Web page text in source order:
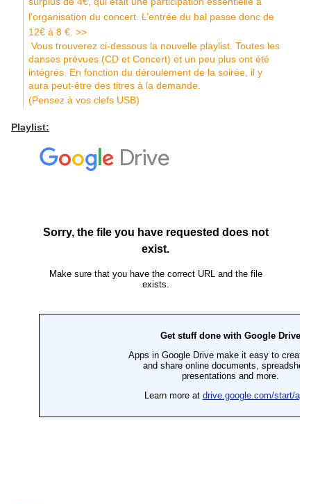
l'organisation du concert. L’entrée du bal passe donc de
12€ à 8 €. >>
Vous trouverez ci-dessous la nouvelle playlist. Toutes les
danses prévues (CD et Concert) et un peu plus ont été
intégrés. En fonction du déroulement de lasoirée, il y
aura peut-être des titres à la demande.
(Pensez à vos clefs USB)
Playlist: